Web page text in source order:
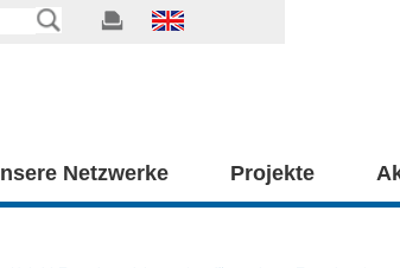
Netzwerke Projekte